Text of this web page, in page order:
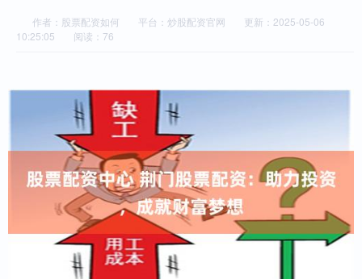
作者：股票配资如何 平台：炒股配资官网
更新：2025-05-06
10:25:05
阅读：76